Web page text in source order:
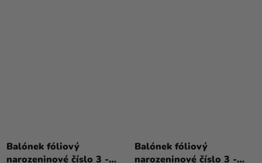
Balónek fóliový
narozeninové číslo 3 -
Balónek fóliový
narozeninové číslo 3 -